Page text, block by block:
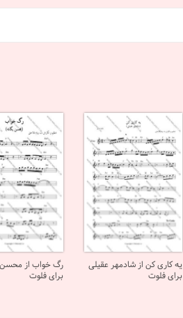
یه کاری کن از شادمهر عقیلی
برای فلوت
رگ خواب از محسن
برای فلوت